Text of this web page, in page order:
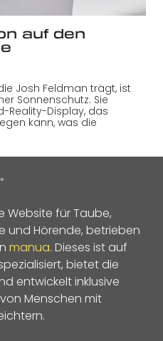
auf den
Josh Feldman trägt, ist
Sonnenschutz. Sie
Reality-Display, das
kann, was die
Website für Taube,
und Hörende, betrieben
manua. Dieses ist auf
bietet die
entwickelt inklusive
Menschen mit